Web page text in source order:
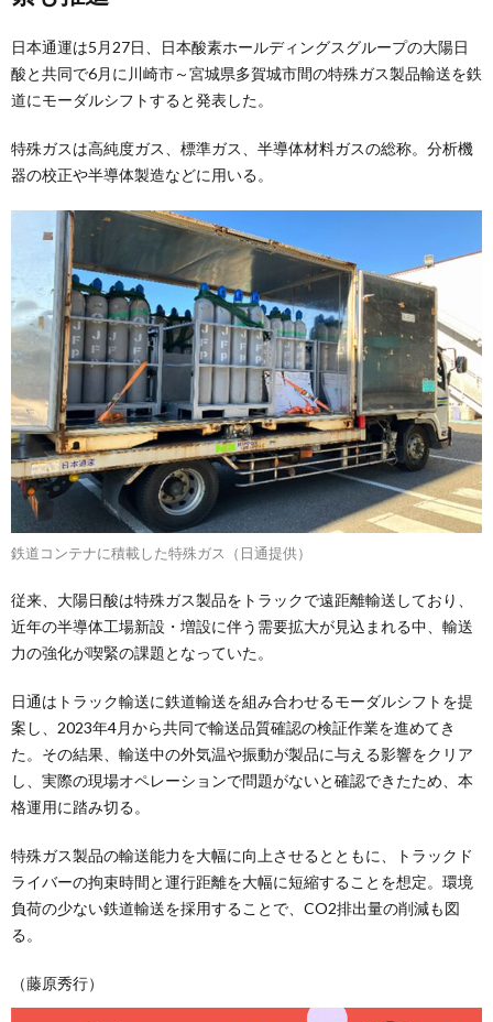
日本通運は5月27日、日本酸素ホールディングスグループの大陽日
酸と共同で6月に川崎市～宮城県多賀城市間の特殊ガス製品輸送を鉄
道にモーダルシフトすると発表した。
特殊ガスは高純度ガス、標準ガス、半導体材料ガスの総称。分析機
器の校正や半導体製造などに用いる。
鉄道コンテナに積載した特殊ガス（日通提供）
従来、大陽日酸は特殊ガス製品をトラックで遠距離輸送しており、
近年の半導体工場新設・増設に伴う需要拡大が見込まれる中、輸送
力の強化が喫緊の課題となっていた。
日通はトラック輸送に鉄道輸送を組み合わせるモーダルシフトを提
案し、2023年4月から共同で輸送品質確認の検証作業を進めてき
た。その結果、輸送中の外気温や振動が製品に与える影響をクリア
し、実際の現場オペレーションで問題がないと確認できたため、本
格運用に踏み切る。
特殊ガス製品の輸送能力を大幅に向上させるとともに、トラックド
ライバーの拘束時間と運行距離を大幅に短縮することを想定。環境
負荷の少ない鉄道輸送を採用することで、CO2排出量の削減も図
る。
（藤原秀行）